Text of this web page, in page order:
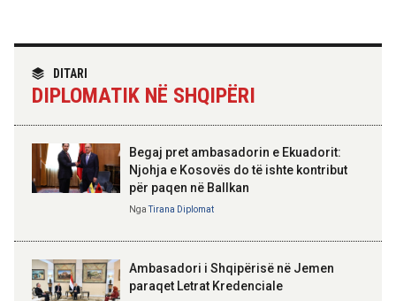
zhvillimit ekonomik të vendit
16:51 06-08-2026
Planit të Rritjes të BE-së
15:53 06-08-2026
Begaj në panairin në Ulqin: Libri
mban gjallë gjuhën, kulturën dhe
identitetin tonë shqiptar
TIRANA DIPLOMAT
Skënderbeut dhe Ismail
DITARI
DIPLOMATIK NË SHQIPËRI
Begaj pret ambasadorin e Ekuadorit:
Njohja e Kosovës do të ishte kontribut
për paqen në Ballkan
NgaTirana Diplomat
Ambasadori i Shqipërisë në Jemen
paraqet Letrat Kredenciale